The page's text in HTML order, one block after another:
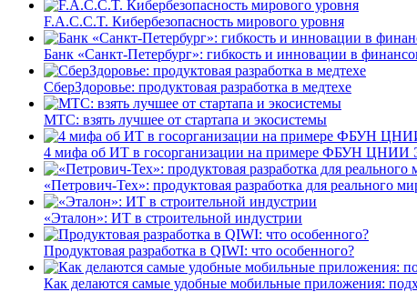
F.A.C.C.T. Кибербезопасность мирового уровня
Банк «Санкт-Петербург»: гибкость и инновации в
СберЗдоровье: продуктовая разработка в медтехе
МТС: взять лучшее от стартапа и экосистемы
4 мифа об ИТ в госорганизации на примере ФБУН ЦНИИ
«Петрович-Тех»: продуктовая разработка для реального
«Эталон»: ИТ в строительной индустрии
Продуктовая разработка в QIWI: что особенного?
Как делаются самые удобные мобильные приложения: